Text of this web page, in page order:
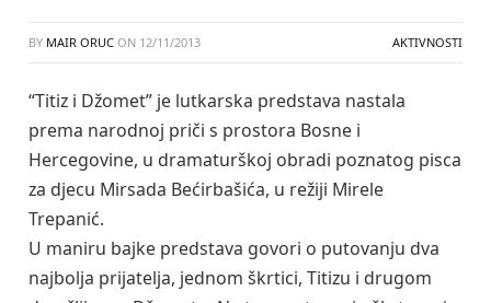
BY MAIR ORUC ON 12/11/2013 AKTIVNOSTI
“Titiz i Džomet” je lutkarska predstava nastala
prema narodnoj priči s prostora Bosne i
Hercegovine, u dramaturškoj obradi poznatog pisca
za djecu Mirsada Bećirbašića, u režiji Mirele
Trepanić.
U maniru bajke predstava govori o putovanju dva
najbolja prijatelja, jednom škrtici, Titizu i drugom